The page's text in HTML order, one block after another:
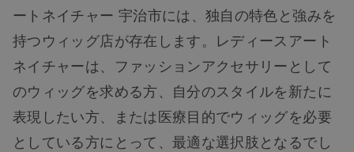
ートネイチャー 宇治市には、独自の特色と強みを
持つウィッグ店が存在します。レディースアート
ネイチャーは、ファッションアクセサリーとして
のウィッグを求める方、自分のスタイルを新たに
表現したい方、または医療目的でウィッグを必要
としている方にとって、最適な選択肢となるでし